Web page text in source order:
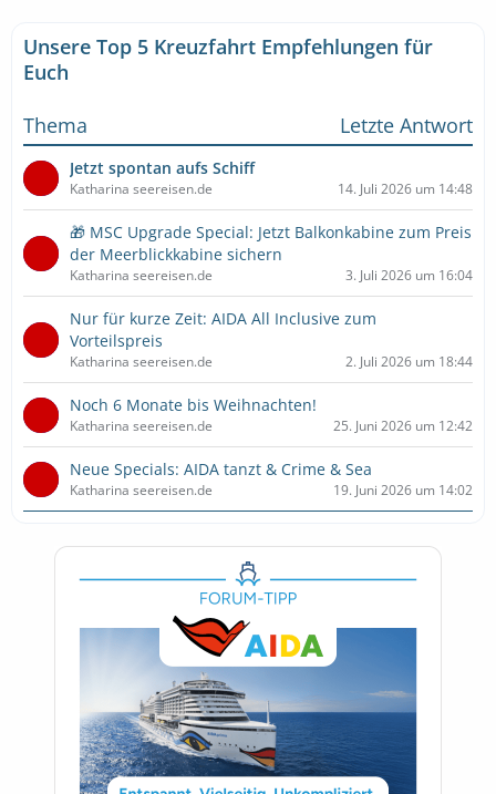
Unsere Top 5 Kreuzfahrt Empfehlungen für
Euch
Thema
Letzte Antwort
Jetzt spontan aufs Schiff
Katharina seereisen.de 14. Juli 2026 um 14:48
🎁 MSC Upgrade Special: Jetzt Balkonkabine zum Preis
der Meerblickkabine sichern
Katharina seereisen.de 3. Juli 2026 um 16:04
Nur für kurze Zeit: AIDA All Inclusive zum
Vorteilspreis
Katharina seereisen.de 2. Juli 2026 um 18:44
Noch 6 Monate bis Weihnachten!
Katharina seereisen.de 25. Juni 2026 um 12:42
Neue Specials: AIDA tanzt & Crime & Sea
Katharina seereisen.de 19. Juni 2026 um 14:02